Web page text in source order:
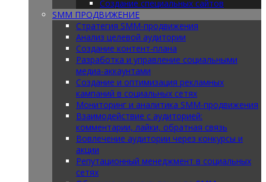
Создание специальных сайтов
SMM ПРОДВИЖЕНИЕ
Стратегия SMM-продвижения
Анализ целевой аудитории
Создание контент-плана
Разработка и управление социальными
медиа-аккаунтами
Создание и оптимизация рекламных
кампаний в социальных сетях
Мониторинг и аналитика SMM-продвижения
Взаимодействие с аудиторией:
комментарии, лайки, обратная связь
Вовлечение аудитории через конкурсы и
акции
Репутационный менеджмент в социальных
сетях